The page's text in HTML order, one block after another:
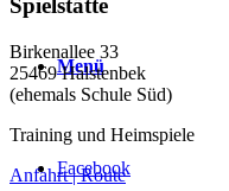
Menü
Facebook
Spielstätte
Birkenallee 33
25469 Halstenbek
(ehemals Schule Süd)
Training und Heimspiele
Anfahrt | Route